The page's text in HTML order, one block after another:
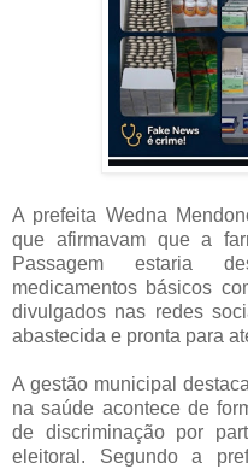
A prefeita Wedna
que afirmavam que a
Passagem estaria
medicamentos básicos
divulgados nas redes
abastecida e pronta para
A gestão municipal
na saúde acontece de
de discriminação por
eleitoral. Segundo a